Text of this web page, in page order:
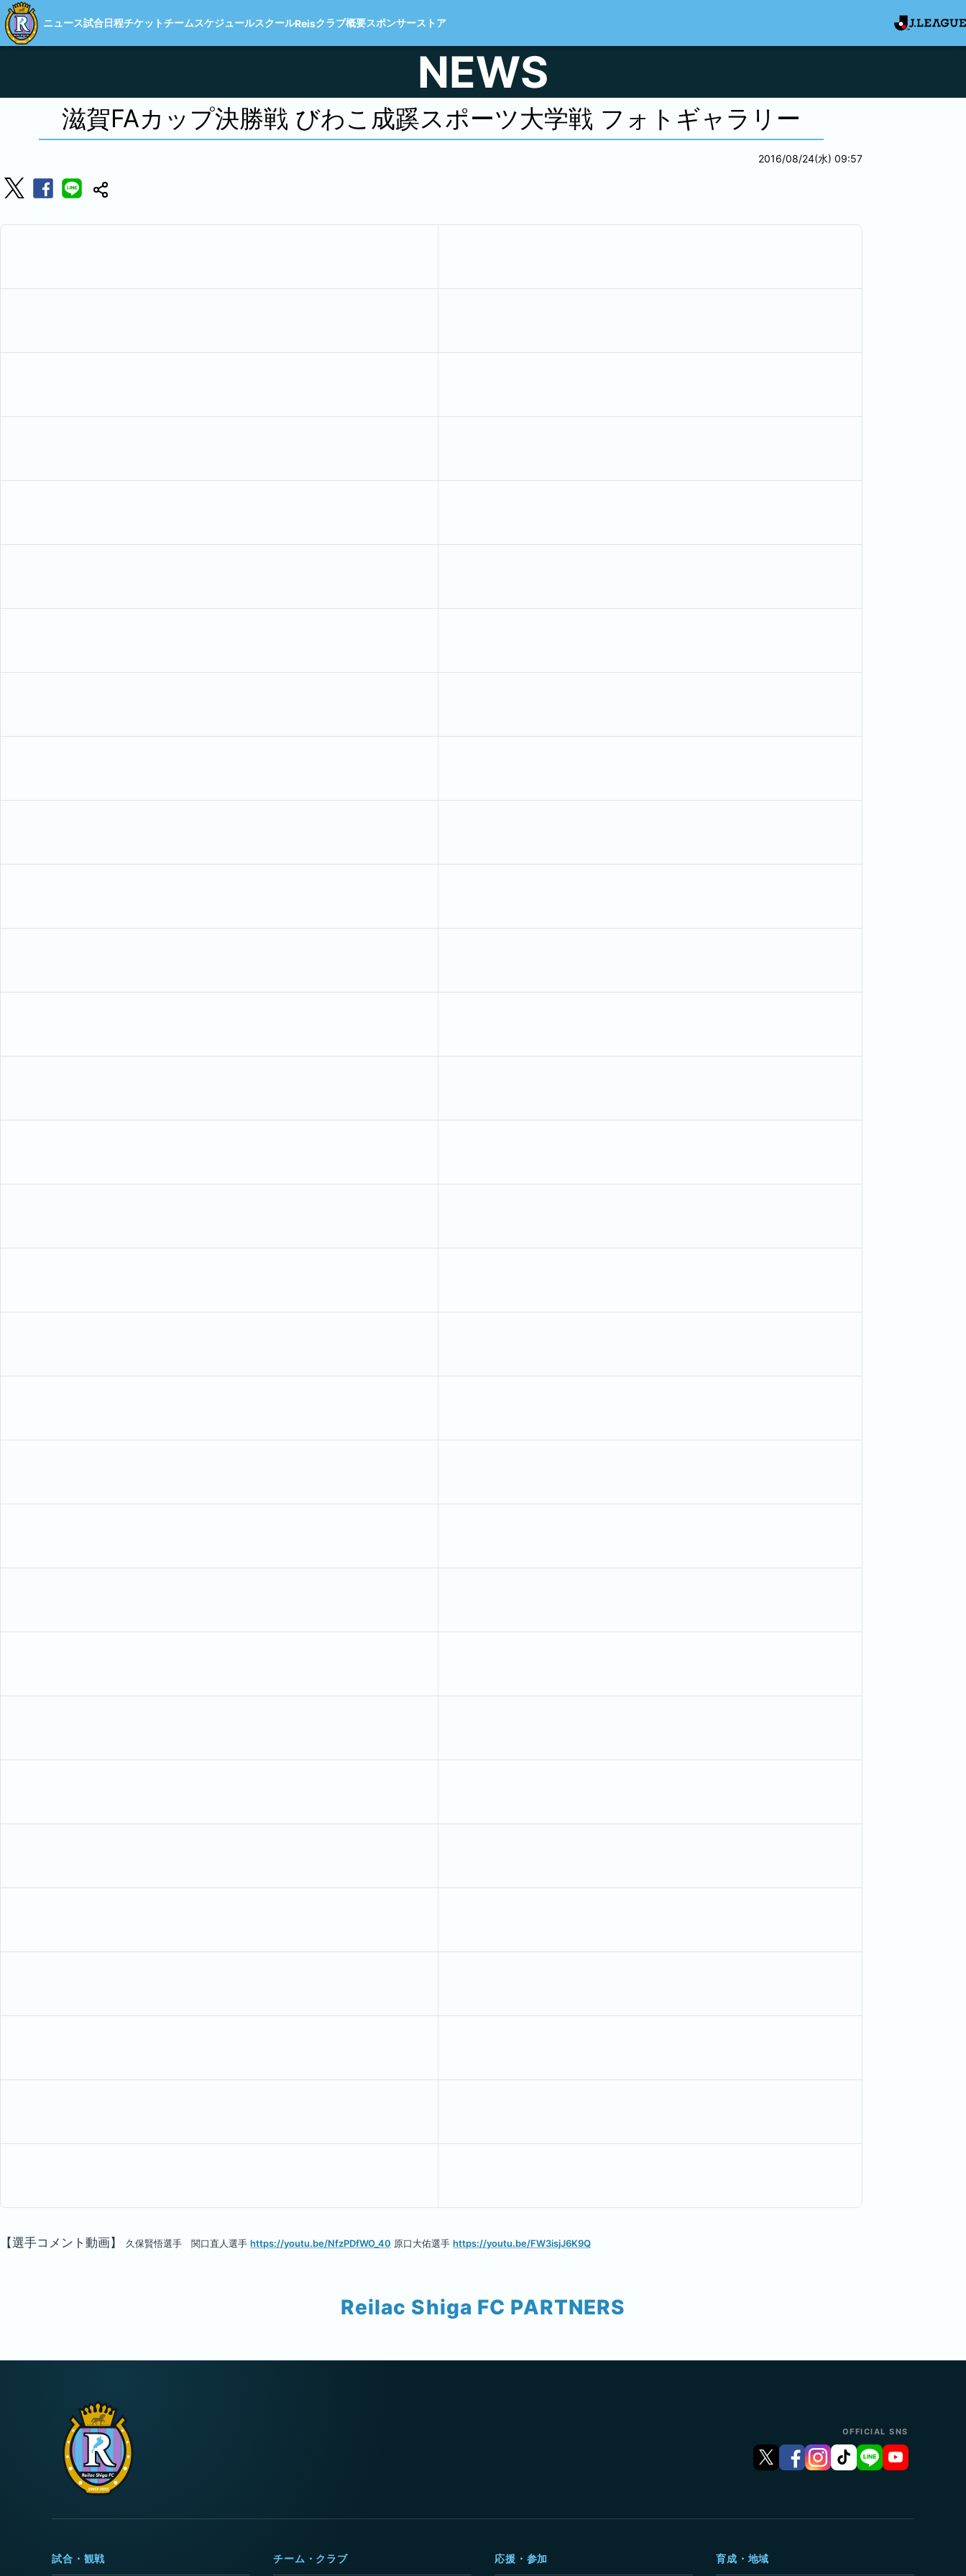
ニュース試合日程チケットチームスケジュールスクールReisクラブ概要スポンサーストア
NEWS
滋賀FAカップ決勝戦 びわこ成蹊スポーツ大学戦 フォトギャラリー
2016/08/24(水) 09:57
【選手コメント動画】 久保賢悟選手 関口直人選手 https://youtu.be/NfzPDfWO_40 原口大佑選手 https://youtu.be/FW3isjJ6K9Q
Reilac Shiga FC PARTNERS
OFFICIAL SNS
試合・観戦 チーム・クラブ 応援・参加 育成・地域